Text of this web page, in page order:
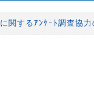
関するｱﾝｹｰﾄ調査協力